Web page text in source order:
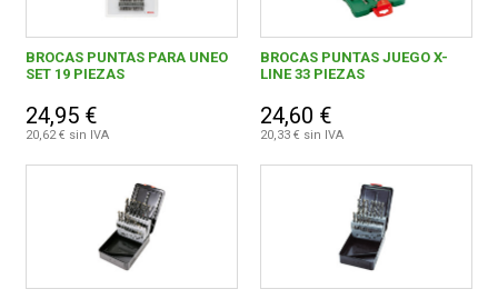
BROCAS PUNTAS PARA UNEO
SET 19 PIEZAS
24,95 €
20,62 € sin IVA
BROCAS PUNTAS JUEGO X-
LINE 33 PIEZAS
24,60 €
20,33 € sin IVA